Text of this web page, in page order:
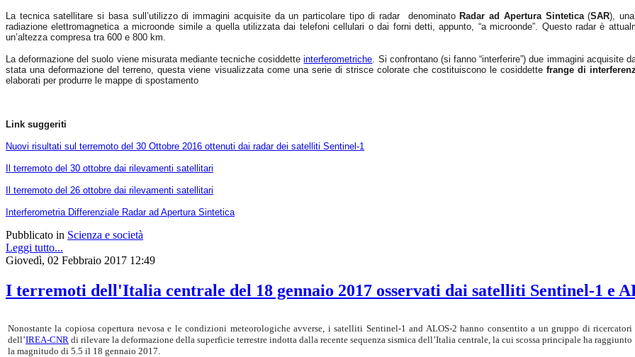
La tecnica satellitare si basa sull’utilizzo di immagini acquisite da un particolare tipo di radar denominatoRadar ad Apertura Sintetica(SAR),
radiazione elettromagnetica a microonde simile a quella utilizzata dai telefoni cellulari o dai forni detti, appunto, “a microonde”. Questo radar è
un’altezza compresa tra 600 e 800 km.
La deformazione del suolo viene misurata mediante tecniche cosiddetteinterferometriche . Si confrontano (si fanno “interferire”) due immagini
stata una deformazione del terreno, questa viene visualizzata come una serie di strisce colorate che costituiscono le cosiddettefrange di
elaborati per produrre le mappe di spostamento
Link suggeriti
Nuovi risultati sul terremoto del 30 Ottobre 2016 ottenuti dai radar dei satelliti Sentinel-1
Il terremoto del 30 ottobre dai rilevamenti satellitari
Il terremoto del 26 ottobre dai rilevamenti satellitari
Interferometria Differenziale Radar ad Apertura Sintetica
Pubblicato in Scienza e società
Leggi tutto...
Giovedì, 02 Febbraio 2017 12:49
I terremoti dell'Italia centrale del 18 gennaio 2017 osservati dai satelliti Sentinel-1 e
Nonostante la copiosa copertura nevosa e le condizioni meteorologiche avverse, i satelliti Sentinel-1 and ALOS-2 hanno consentito a un gruppo di ricercatori
dell’IREA-CNR di rilevare la deformazione della superficie terrestre indotta dalla recente sequenza sismica dell’Italia centrale, la cui scossa principale ha raggiunto
la magnitudo di 5.5 il 18 gennaio 2017.